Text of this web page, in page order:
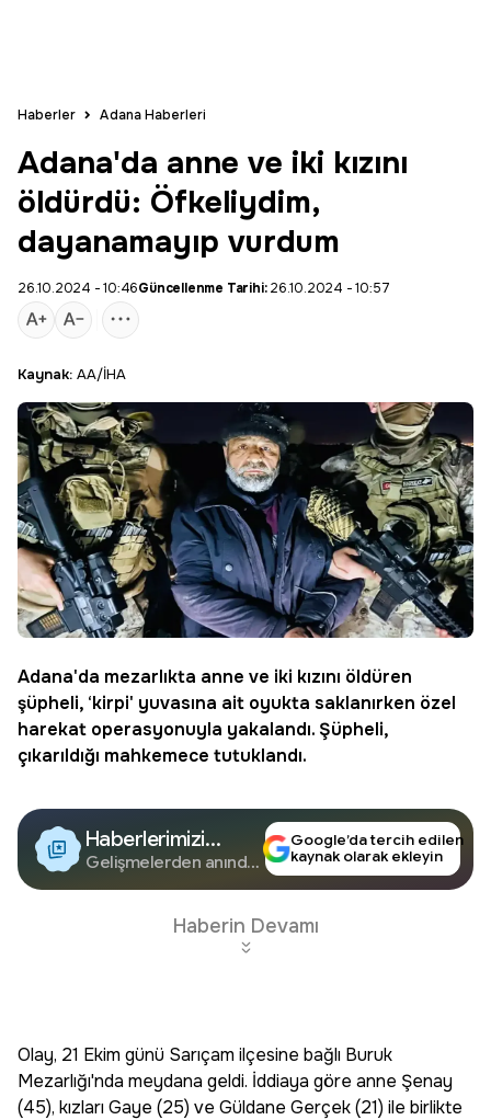
Haberler Adana Haberleri
Adana'da anne ve iki kızını
öldürdü: Öfkeliydim,
dayanamayıp vurdum
26.10.2024 - 10:46Güncellenme Tarihi:26.10.2024 - 10:57
Kaynak: AA/İHA
Adana'da mezarlıkta anne ve iki kızını öldüren
şüpheli, ‘kirpi' yuvasına ait oyukta saklanırken özel
harekat operasyonuyla yakalandı. Şüpheli,
çıkarıldığı mahkemece tutuklandı.
Haberlerimizi
Google'da Takip
Edin
Gelişmelerden anında
Google’da tercih edilen
kaynak olarak ekleyin
Haberin Devamı
Olay, 21 Ekim günü Sarıçam ilçesine bağlı Buruk
Mezarlığı'nda meydana geldi. İddiaya göre anne Şenay
(45), kızları Gaye (25) ve Güldane Gerçek (21) ile birlikte